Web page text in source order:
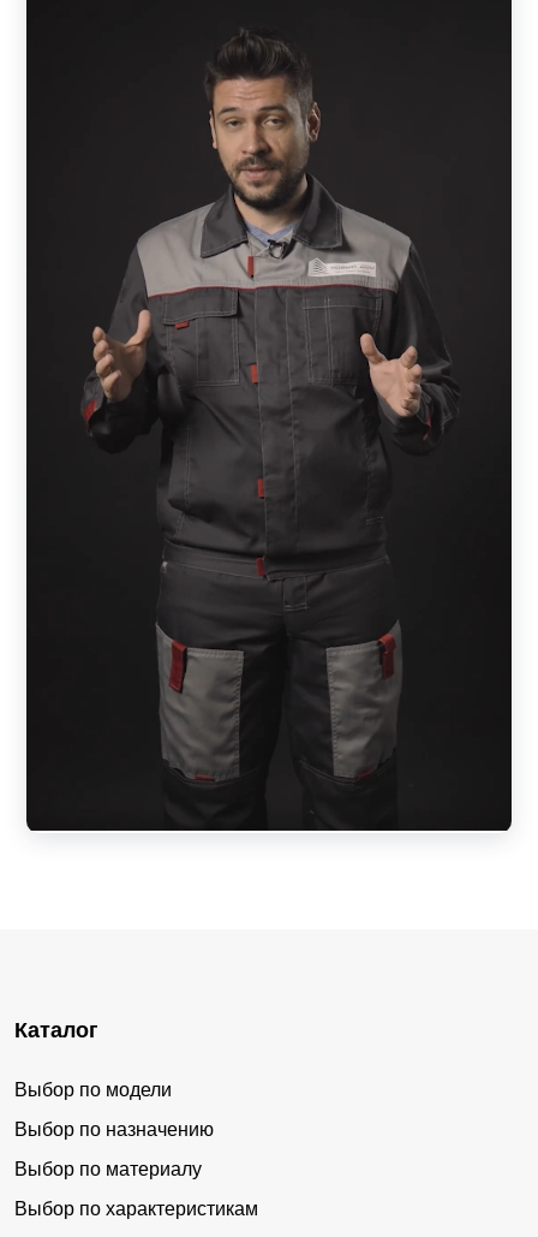
Каталог
Выбор по модели
Выбор по назначению
Выбор по материалу
Выбор по характеристикам